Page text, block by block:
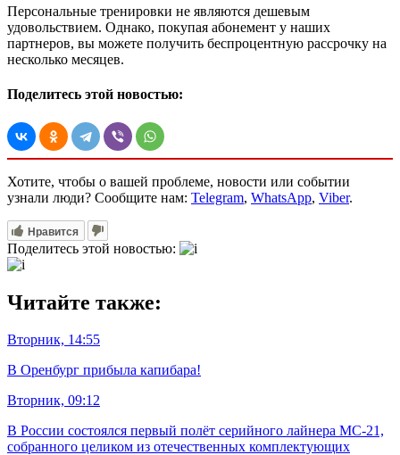
Персональные тренировки не являются дешевым
удовольствием. Однако, покупая абонемент у наших
партнеров, вы можете получить беспроцентную рассрочку на
несколько месяцев.
Поделитесь этой новостью:
Хотите, чтобы о вашей проблеме, новости или событии
узнали люди? Сообщите нам: Telegram, WhatsApp, Viber.
Нравится
Поделитесь этой новостью:
Читайте также:
Вторник, 14:55
В Оренбург прибыла капибара!
Вторник, 09:12
В России состоялся первый полёт серийного лайнера МС-21,
собранного целиком из отечественных комплектующих